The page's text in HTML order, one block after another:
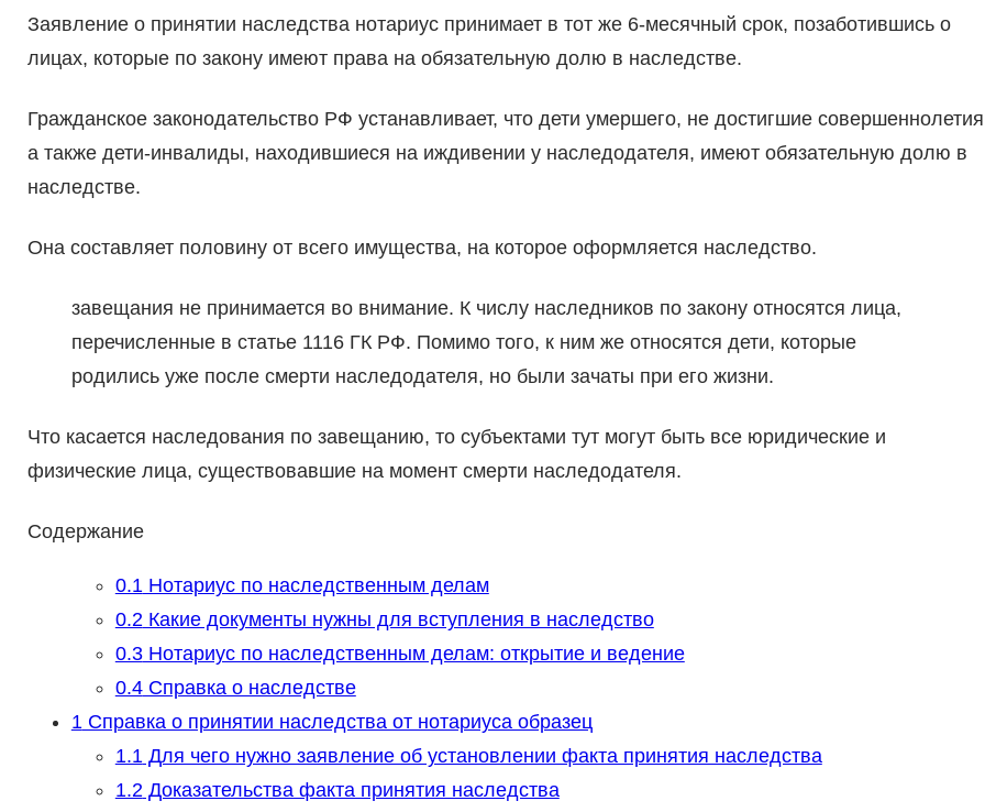
Заявление о принятии наследства нотариус принимает в тот же 6-месячный срок, позаботившись о
лицах, которые по закону имеют права на обязательную долю в наследстве.
Гражданское законодательство РФ устанавливает, что дети умершего, не достигшие
а также дети-инвалиды, находившиеся на иждивении у наследодателя, имеют обязательную долю в
наследстве.
Она составляет половину от всего имущества, на которое оформляется наследство.
завещания не принимается во внимание. К числу наследников по закону относятся лица,
перечисленные в статье 1116 ГК РФ. Помимо того, к ним же относятся дети, которые
родились уже после смерти наследодателя, но были зачаты при его жизни.
Что касается наследования по завещанию, то субъектами тут могут быть все юридические и
физические лица, существовавшие на момент смерти наследодателя.
Содержание
0.1Нотариус по наследственным делам
0.2Какие документы нужны для вступления в наследство
0.3Нотариус по наследственным делам: открытие и ведение
0.4Справка о наследстве
1Справка о принятии наследства от нотариуса образец
1.1Для чего нужно заявление об установлении факта принятия наследства
1.2Доказательства факта принятия наследства